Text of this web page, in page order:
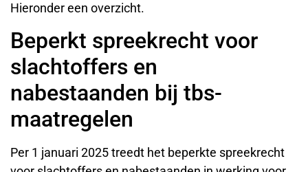
Hieronder een overzicht.
Beperkt spreekrecht voor
slachtoffers en
nabestaanden bij tbs-
maatregelen
Per 1 januari 2025 treedt het beperkte spreekrecht